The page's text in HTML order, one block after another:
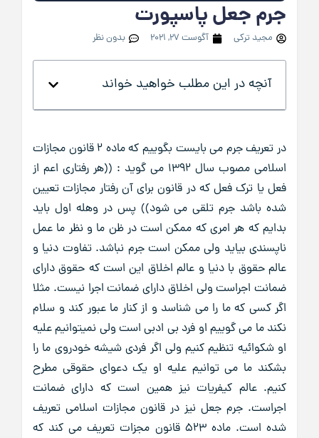
جرم جعل پاسپورت
مجید ترکی آگوست 27, 2021 بدون نظر
آنچه در این مطلب خواهید خواند
در تعریف جرم می بایست بگوییم که ماده 2 قانون مجازات
اسلامی مصوب سال 1392 می گوید : ((هر رفتاری اعم از
فعل یا ترک فعل که در قانون برای آن رفتار مجازات تعیین
شده باشد جرم تلقی می شود)) پس در وهله اول باید
بدایم که هر امری که ممکن است در ظن ما و نظر ما عمل
ناپسندی بیاید ولی ممکن است جرم نباشد. تفاوت دنیا و
عالم حقوق با دنیا و عالم اخلاق این است که حقوق دارای
ضمانت اجراست ولی اخلاق دارای ضمانت اجرا نیست. مثلا
اگر کسی که ما را می شناسد و از کنار ما عبور کند و سلام
نکند ما می گوییم او فرد بی ادبی است ولی نمیتوانیم علیه
او شکوائیه تنظیم کنیم ولی اگر فردی شیشه خودروی ما را
بشکند ما می توانیم علیه او یک دعوای حقوقی مطرح
کنیم. عالم کیفریات نیز همین است که دارای ضمانت
اجراست. جرم جعل نیز در قانون مجازات اسلامی تعریف
شده است. ماده 523 قانون مجزات تعریف می کند که